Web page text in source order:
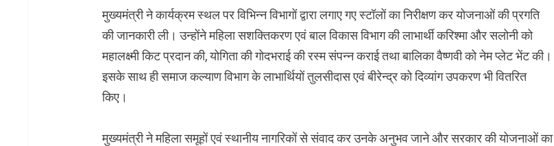
मुख्यमंत्री ने कार्यक्रम स्थल पर विभिन्न विभागों द्वारा लगाए गए स्टॉलों का निरीक्षण कर योजनाओं की प्रगति
की जानकारी ली। उन्होंने महिला सशक्तिकरण एवं बाल विकास विभाग की लाभार्थी करिश्मा और सलोनी को
महालक्ष्मी किट प्रदान की, योगिता की गोदभराई की रस्म संपन्न कराई तथा बालिका वैष्णवी को नेम प्लेट भेंट की।
इसके साथ ही समाज कल्याण विभाग के लाभार्थियों तुलसीदास एवं बीरेन्द्र को दिव्यांग उपकरण भी वितरित
किए।
मुख्यमंत्री ने महिला समूहों एवं स्थानीय नागरिकों से संवाद कर उनके अनुभव जाने और सरकार की योजनाओं का